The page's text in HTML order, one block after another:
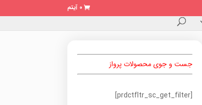
0 آیتم
جست و جوی محصولات پرواز
[prdctfltr_sc_get_filter]